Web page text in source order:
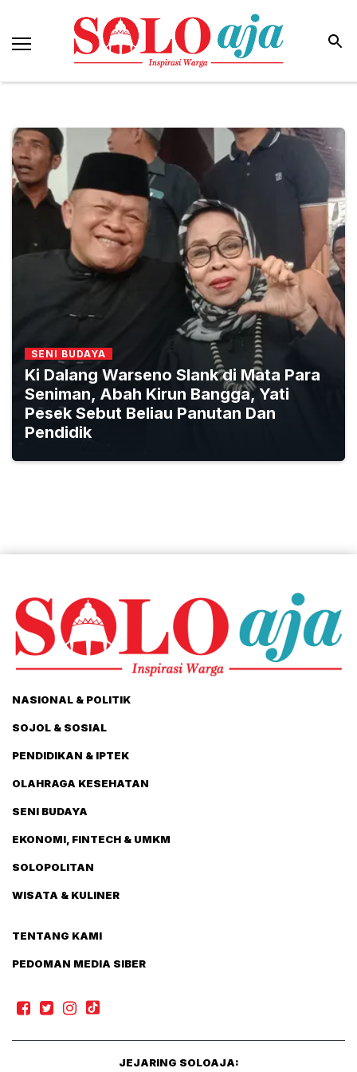
SENI BUDAYA
Ki Dalang Warseno Slank di Mata Para
Seniman, Abah Kirun Bangga, Yati
Pesek Sebut Beliau Panutan Dan
Pendidik
NASIONAL & POLITIK
SOJOL & SOSIAL
PENDIDIKAN & IPTEK
OLAHRAGA KESEHATAN
SENI BUDAYA
EKONOMI, FINTECH & UMKM
SOLOPOLITAN
WISATA & KULINER
TENTANG KAMI
PEDOMAN MEDIA SIBER
JEJARING SOLOAJA: